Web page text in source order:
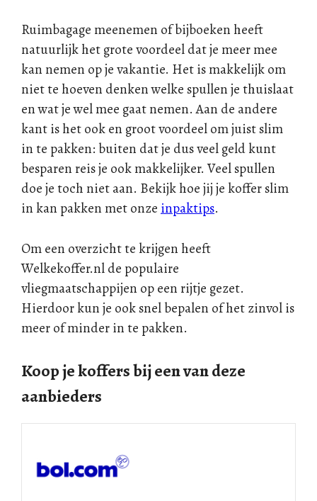
Ruimbagage meenemen of bijboeken heeft
natuurlijk het grote voordeel dat je meer mee
kan nemen op je vakantie. Het is makkelijk om
niet te hoeven denken welke spullen je thuislaat
en wat je wel mee gaat nemen. Aan de andere
kant is het ook en groot voordeel om juist slim
in te pakken: buiten dat je dus veel geld kunt
besparen reis je ook makkelijker. Veel spullen
doe je toch niet aan. Bekijk hoe jij je koffer slim
in kan pakken met onze inpaktips.
Om een overzicht te krijgen heeft
Welkekoffer.nl de populaire
vliegmaatschappijen op een rijtje gezet.
Hierdoor kun je ook snel bepalen of het zinvol is
meer of minder in te pakken.
Koop je koffers bij een van deze
aanbieders